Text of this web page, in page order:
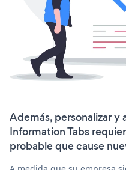
Además, personalizar y
Information Tabs
probable que cause